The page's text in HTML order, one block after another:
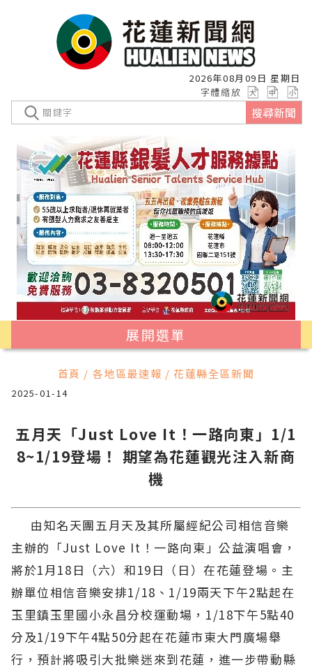
2026年08月09日 星期日
字體縮放
搜尋新聞
展開選單
首頁 / 各地區最速報 / 花蓮縣全區新聞
2025-01-14
五月天「Just Love It！一路向東」1/1
8~1/19登場！ 期望為花蓮觀光注入新商
機
由知名天團五月天及其所屬經紀公司相信音樂
主辦的「Just Love It！一路向東」公益演唱會，
將於1月18日（六）和19日（日）在花蓮登場。主
辦單位相信音樂安排1/18、1/19兩天下午2點起在
玉里鎮玉里國小永昌分校運動場，1/18下午5點40
分及1/19下午4點50分起在花蓮市東大門廣場舉
行，預計將吸引大批樂迷來到花蓮，進一步帶動縣